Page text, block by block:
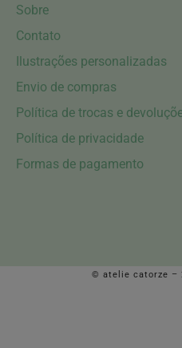
Sobre
Contato
Ilustrações personalizadas
Envio de compras
Política de trocas e
Política de privacidade
Formas de pagamento
© atelie catorze –